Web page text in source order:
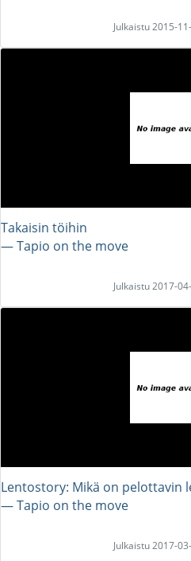
Julkaistu 2015-
Takaisin töihin
― Tapio on the move
Julkaistu 2017-
Lentostory: Mikä on pelottavin
― Tapio on the move
Julkaistu 2017-